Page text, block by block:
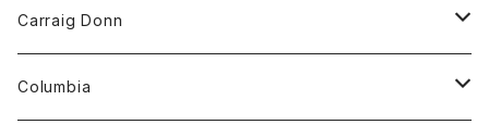
ショートパンツ
オーバーオール
カーディガン
ハーフスリーブTシャツ
Carraig Donn
ニット
Columbia